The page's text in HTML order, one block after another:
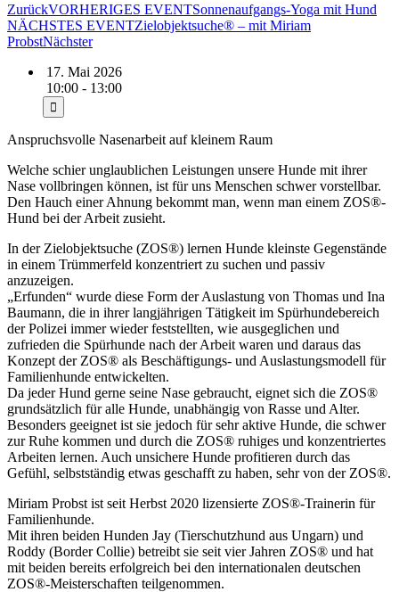
ZurückVORHERIGES EVENTSonnenaufgangs-Yoga mit Hund
NÄCHSTES EVENTZielobjektsuche® – mit Miriam
ProbstNächster
17. Mai 2026
10:00 - 13:00
Anspruchsvolle Nasenarbeit auf kleinem Raum
Welche schier unglaublichen Leistungen unsere Hunde mit ihrer
Nase vollbringen können, ist für uns Menschen schwer vorstellbar.
Den Hauch einer Ahnung bekommt man, wenn man einem ZOS®-
Hund bei der Arbeit zusieht.
In der Zielobjektsuche (ZOS®) lernen Hunde kleinste Gegenstände
in einem Trümmerfeld konzentriert zu suchen und passiv
anzuzeigen.
„Erfunden“ wurde diese Form der Auslastung von Thomas und Ina
Baumann, die in ihrer langjährigen Tätigkeit im Spürhundebereich
der Polizei immer wieder feststellten, wie ausgeglichen und
zufrieden die Spürhunde nach der Arbeit waren und daraus das
Konzept der ZOS® als Beschäftigungs- und Auslastungsmodell für
Familienhunde entwickelten.
Da jeder Hund gerne seine Nase gebraucht, eignet sich die ZOS®
grundsätzlich für alle Hunde, unabhängig von Rasse und Alter.
Besonders geeignet ist sie jedoch für sehr aktive Hunde, die schwer
zur Ruhe kommen und durch die ZOS® ruhiges und konzentriertes
Arbeiten lernen. Auch unsichere Hunde profitieren durch das
Gefühl, selbstständig etwas geschafft zu haben, sehr von der ZOS®.
Miriam Probst ist seit Herbst 2020 lizensierte ZOS®-Trainerin für
Familienhunde.
Mit ihren beiden Hunden Jay (Tierschutzhund aus Ungarn) und
Roddy (Border Collie) betreibt sie seit vier Jahren ZOS® und hat
mit beiden bereits erfolgreich bei den internationalen deutschen
ZOS®-Meisterschaften teilgenommen.